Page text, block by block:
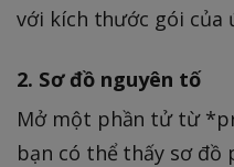
với kích thước gói của
2. Sơ đồ nguyên tố
Mở một phần tử từ
bạn có thể thấy sơ